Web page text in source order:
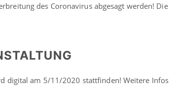
des Coronavirus abgesagt werden! Die
digital am 5/11/2020 stattfinden! Weitere Infos